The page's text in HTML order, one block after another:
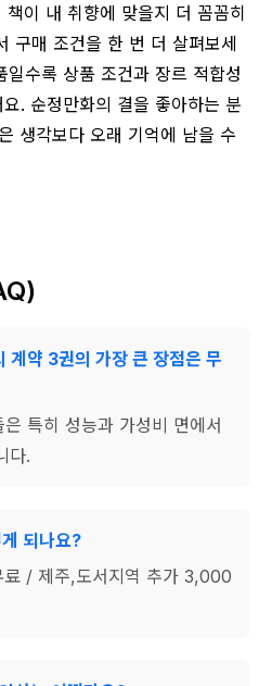
이 내 취향에 맞을지 더 꼼꼼히
구매 조건을 한 번 더 살펴보세
수록 상품 조건과 장르 적합성
. 순정만화의 결을 좋아하는 분
생각보다 오래 기억에 남을 수
계약 3권의 가장 큰 장점은 무
특히 성능과 가성비 면에서
다.
되나요?
/ 제주,도서지역 추가 3,000